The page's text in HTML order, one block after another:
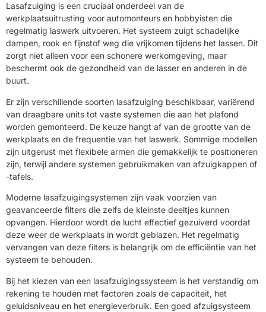
Lasafzuiging is een cruciaal onderdeel van de
werkplaatsuitrusting voor automonteurs en hobbyisten die
regelmatig laswerk uitvoeren. Het systeem zuigt schadelijke
dampen, rook en fijnstof weg die vrijkomen tijdens het lassen. Dit
zorgt niet alleen voor een schonere werkomgeving, maar
beschermt ook de gezondheid van de lasser en anderen in de
buurt.
Er zijn verschillende soorten lasafzuiging beschikbaar, variërend
van draagbare units tot vaste systemen die aan het plafond
worden gemonteerd. De keuze hangt af van de grootte van de
werkplaats en de frequentie van het laswerk. Sommige modellen
zijn uitgerust met flexibele armen die gemakkelijk te positioneren
zijn, terwijl andere systemen gebruikmaken van afzuigkappen of
-tafels.
Moderne lasafzuigingsystemen zijn vaak voorzien van
geavanceerde filters die zelfs de kleinste deeltjes kunnen
opvangen. Hierdoor wordt de lucht effectief gezuiverd voordat
deze weer de werkplaats in wordt geblazen. Het regelmatig
vervangen van deze filters is belangrijk om de efficiëntie van het
systeem te behouden.
Bij het kiezen van een lasafzuigingssysteem is het verstandig om
rekening te houden met factoren zoals de capaciteit, het
geluidsniveau en het energieverbruik. Een goed afzuigsysteem